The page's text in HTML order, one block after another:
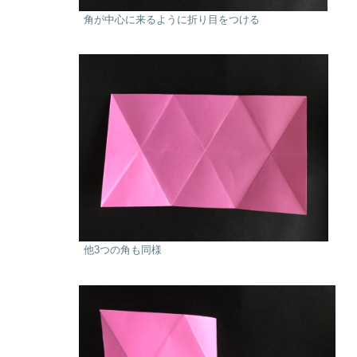
角が中心に来るように折り目をつける
他3つの角も同様